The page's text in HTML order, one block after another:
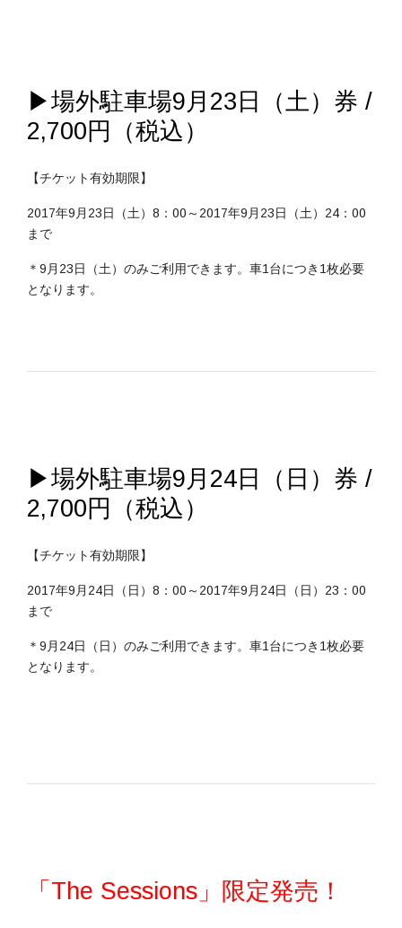
▶場外駐車場9月23日（土）券 /
2,700円（税込）
【チケット有効期限】
2017年9月23日（土）8：00～2017年9月23日（土）24：00
まで
＊9月23日（土）のみご利用できます。車1台につき1枚必要
となります。
▶場外駐車場9月24日（日）券 /
2,700円（税込）
【チケット有効期限】
2017年9月24日（日）8：00～2017年9月24日（日）23：00
まで
＊9月24日（日）のみご利用できます。車1台につき1枚必要
となります。
「The Sessions」限定発売！